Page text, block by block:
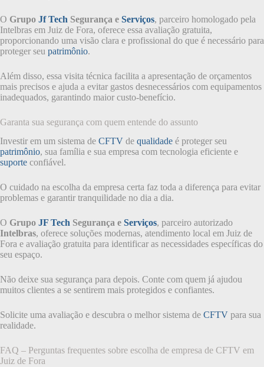
O Grupo Jf Tech Segurança e Serviços, parceiro homologado pela
Intelbras em Juiz de Fora, oferece essa avaliação gratuita,
proporcionando uma visão clara e profissional do que é necessário para
proteger seu patrimônio.
Além disso, essa visita técnica facilita a apresentação de orçamentos
mais precisos e ajuda a evitar gastos desnecessários com equipamentos
inadequados, garantindo maior custo-benefício.
Garanta sua segurança com quem entende do assunto
Investir em um sistema de CFTV de qualidade é proteger seu
patrimônio, sua família e sua empresa com tecnologia eficiente e
suporte confiável.
O cuidado na escolha da empresa certa faz toda a diferença para evitar
problemas e garantir tranquilidade no dia a dia.
O Grupo JF Tech Segurança e Serviços, parceiro autorizado
Intelbras, oferece soluções modernas, atendimento local em Juiz de
Fora e avaliação gratuita para identificar as necessidades específicas do
seu espaço.
Não deixe sua segurança para depois. Conte com quem já ajudou
muitos clientes a se sentirem mais protegidos e confiantes.
Solicite uma avaliação e descubra o melhor sistema de CFTV para sua
realidade.
FAQ – Perguntas frequentes sobre escolha de empresa de CFTV em
Juiz de Fora